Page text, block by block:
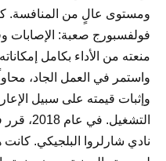
ومستوى عالٍ من المنافسة.
فولفسبورج صعبة: الإصابات
منعته من الأداء بكامل
واستمر في العمل الجاد،
وإثبات قيمته على سبيل
التشغيل.
نادي شارلروا البلجيكي.